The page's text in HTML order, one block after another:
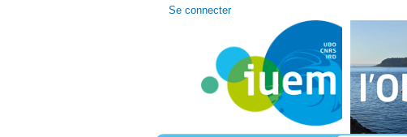
Outils
Se connecter